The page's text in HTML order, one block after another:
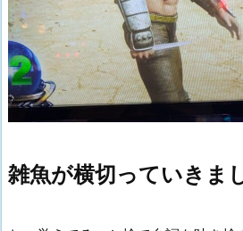
雑魚が横切っていきま